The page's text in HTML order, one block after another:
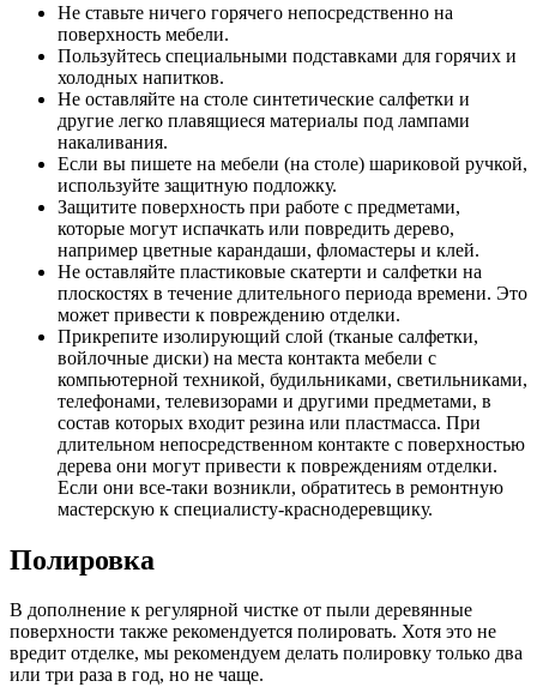
Не ставьте ничего горячего непосредственно на
поверхность мебели.
Пользуйтесь специальными подставками для горячих и
холодных напитков.
Не оставляйте на столе синтетические салфетки и
другие легко плавящиеся материалы под лампами
накаливания.
Если вы пишете на мебели (на столе) шариковой ручкой,
используйте защитную подложку.
Защитите поверхность при работе с предметами,
которые могут испачкать или повредить дерево,
например цветные карандаши, фломастеры и клей.
Не оставляйте пластиковые скатерти и салфетки на
плоскостях в течение длительного периода времени. Это
может привести к повреждению отделки.
Прикрепите изолирующий слой (тканые салфетки,
войлочные диски) на места контакта мебели с
компьютерной техникой, будильниками, светильниками,
телефонами, телевизорами и другими предметами, в
состав которых входит резина или пластмасса. При
длительном непосредственном контакте с поверхностью
дерева они могут привести к повреждениям отделки.
Если они все-таки возникли, обратитесь в ремонтную
мастерскую к специалисту-краснодеревщику.
Полировка
В дополнение к регулярной чистке от пыли деревянные
поверхности также рекомендуется полировать. Хотя это не
вредит отделке, мы рекомендуем делать полировку только два
или три раза в год, но не чаще.